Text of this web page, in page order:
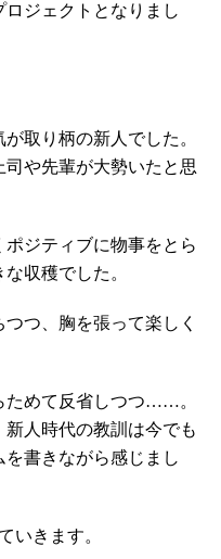
ジェクトとなりまし
取り柄の新人でした。
や先輩が大勢いたと思
ジティブに物事をとら
収穫でした。
つ、胸を張って楽しく
めて反省しつつ……。
人時代の教訓は今でも
書きながら感じまし
いきます。